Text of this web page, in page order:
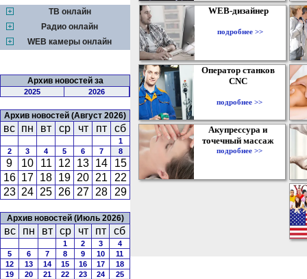
ТВ онлайн
Радио онлайн
WEB камеры онлайн
Архив новостей за
2025 2026
Архив новостей (Август 2026)
вс пн вт ср чт пт сб
1
2
3 4 5 6 7 8
9 10 11 12 13 14
15
16 17 18 19 20 21
22
23 24 25 26 27 28 29
Архив новостей (Июль 2026)
вс пн вт ср чт пт сб
1 2 3
4
5
6 7 8 9 10
11
12
13 14 15 16 17
18
19
20 21 22 23 24
25
WEB-дизайнер
подробнее >>
Оператор станков
CNC
подробнее >>
Акупрессура и
точечный массаж
подробнее >>